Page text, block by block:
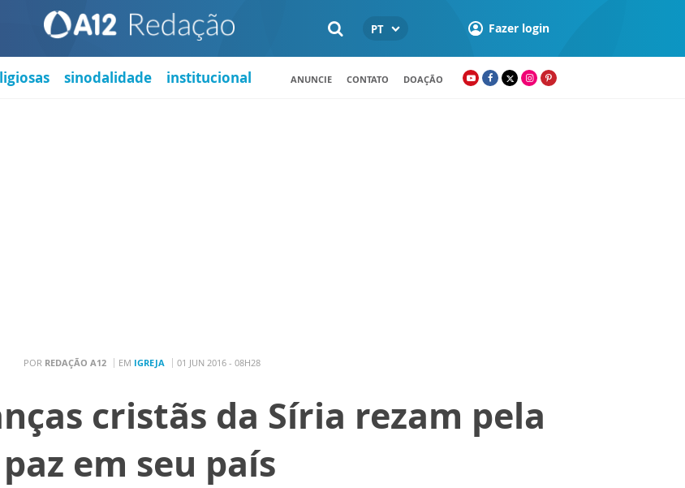
PT Fazer login
sinodalidade institucional ANUNCIE CONTATO DOAÇÃO
POR REDAÇÃO A12 EM IGREJA 01 JUN 2016 - 08H28
cristãs da Síria rezam pela
paz em seu país